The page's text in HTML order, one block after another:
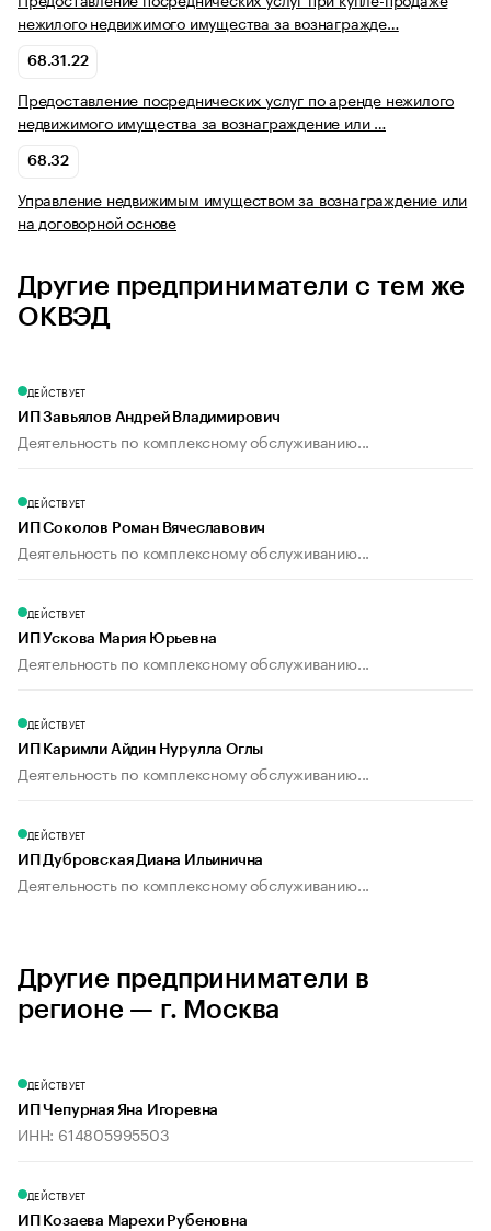
нежилого недвижимого имущества за вознагражде…
68.31.22
Предоставление посреднических услуг по аренде нежилого
недвижимого имущества за вознаграждение или …
68.32
Управление недвижимым имуществом за вознаграждение или
на договорной основе
Другие предприниматели с тем же
ОКВЭД
ДЕЙСТВУЕТ
ИП Завьялов Андрей Владимирович
Деятельность по комплексному обслуживанию...
ДЕЙСТВУЕТ
ИП Соколов Роман Вячеславович
Деятельность по комплексному обслуживанию...
ДЕЙСТВУЕТ
ИП Ускова Мария Юрьевна
Деятельность по комплексному обслуживанию...
ДЕЙСТВУЕТ
ИП Каримли Айдин Нурулла Оглы
Деятельность по комплексному обслуживанию...
ДЕЙСТВУЕТ
ИП Дубровская Диана Ильинична
Деятельность по комплексному обслуживанию...
Другие предприниматели в
регионе — г. Москва
ДЕЙСТВУЕТ
ИП Чепурная Яна Игоревна
ИНН: 614805995503
ДЕЙСТВУЕТ
ИП Козаева Марехи Рубеновна